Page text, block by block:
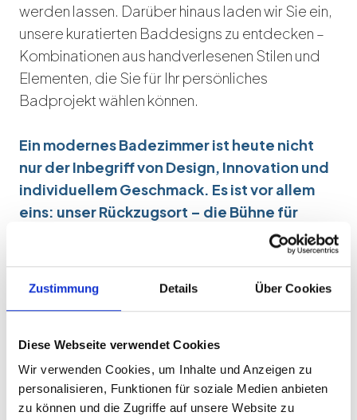
Zustimmung Details Über Cookies
Diese Webseite verwendet Cookies
Wir verwenden Cookies, um Inhalte und Anzeigen zu
personalisieren, Funktionen für soziale Medien anbieten
zu können und die Zugriffe auf unsere Website zu
werden lassen. Darüber hinaus laden wir Sie ein,
unsere kuratierten Baddesigns zu entdecken –
Kombinationen aus handverlesenen Stilen und
Elementen, die Sie für Ihr persönliches
Badprojektwählen können.
Ein modernes Badezimmer ist heute nicht
nur der Inbegriff von Design, Innovation und
individuellem Geschmack. Es ist vor allem
eins: unser Rückzugsort – die Bühne für
unser Wohlbefinden – die mit Licht, Farben,
Formen und Materialien vielfältig gestaltbar
ist. Wir von BANOVIA unterstützen Sie dabei,
Ihre Badezimmer Ideen in eine stilvolle und
übersetzen.
Dazu haben wir auf dieser Seite inspirierende
Gestaltungsideen für individuelle, moderne